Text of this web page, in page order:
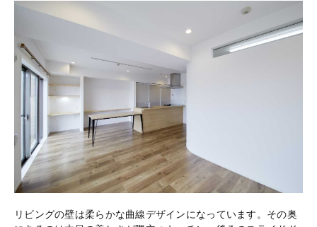
リビングの壁は柔らかな曲線デザインになっています。その奥